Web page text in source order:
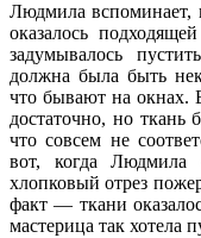
Людмила вспоминает,
оказалось
задумывалось
должна была быть
что бывают на окнах.
достаточно, но ткань
что совсем не
вот, когда Людмила
хлопковый отрез
факт — ткани
мастерица так хотела